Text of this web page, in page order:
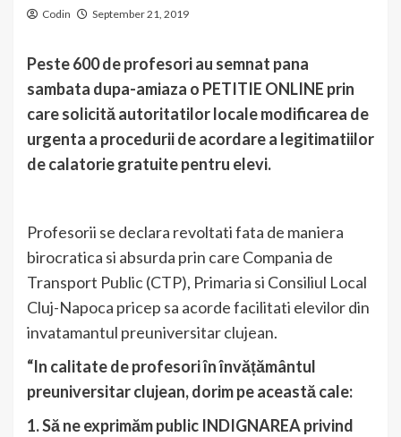
Codin September 21, 2019
Peste 600 de profesori au semnat pana
sambata dupa-amiaza o PETITIE ONLINE prin
care solicită autoritatilor locale modificarea de
urgenta a procedurii de acordare a legitimatiilor
de calatorie gratuite pentru elevi.
Profesorii se declara revoltati fata de maniera
birocratica si absurda prin care Compania de
Transport Public (CTP), Primaria si Consiliul Local
Cluj-Napoca pricep sa acorde facilitati elevilor din
invatamantul preuniversitar clujean.
“In calitate de profesori în învățământul
preuniversitar clujean, dorim pe această cale:
1. Să ne exprimăm public INDIGNAREA privind